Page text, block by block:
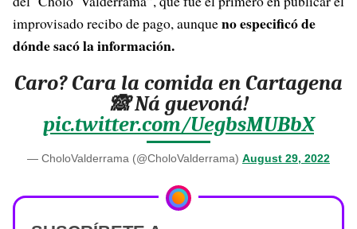
improvisado recibo de pago, aunqueno especificó de
dónde sacó la información.
Caro? Cara la comida en Cartagena
🙈 Ná guevoná!
pic.twitter.com/UegbsMUBbX
— CholoValderrama (@CholoValderrama) August 29, 2022